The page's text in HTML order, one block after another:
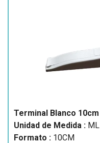
Terminal Blanco 10cm
Unidad de Medida : ML
Formato : 10CM